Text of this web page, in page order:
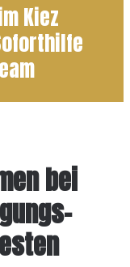
Kiez
bei